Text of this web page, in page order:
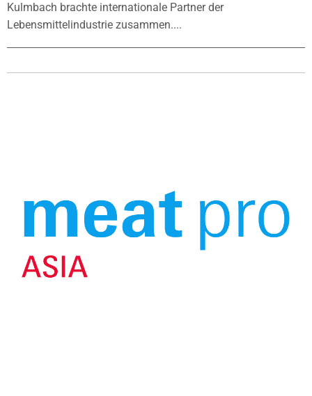
Kulmbach brachte internationale Partner der
Lebensmittelindustrie zusammen....